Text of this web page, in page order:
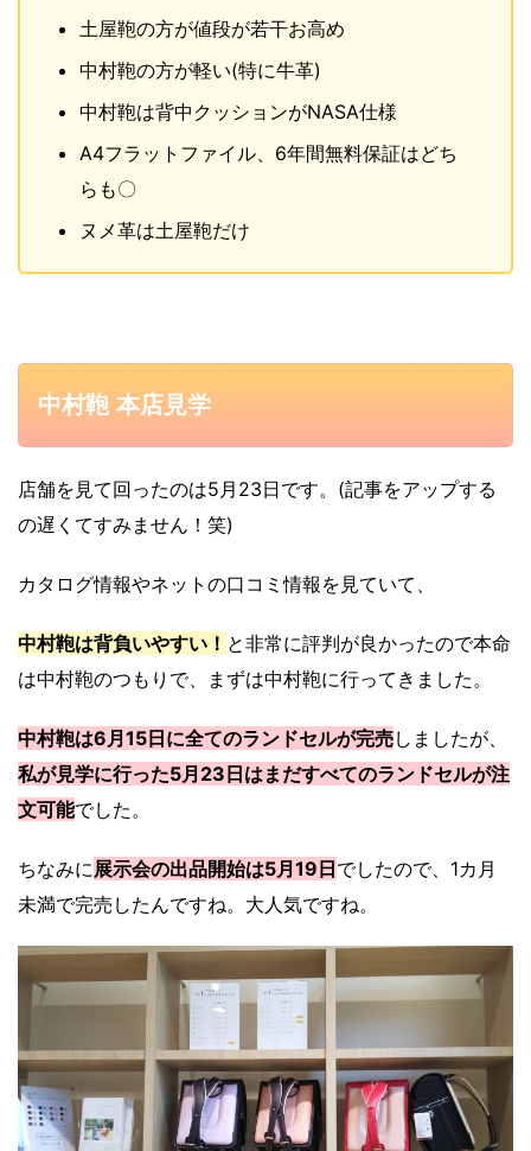
土屋鞄の方が値段が若干お高め
中村鞄の方が軽い(特に牛革)
中村鞄は背中クッションがNASA仕様
A4フラットファイル、6年間無料保証はどち
らも〇
ヌメ革は土屋鞄だけ
中村鞄 本店見学
店舗を見て回ったのは5月23日です。(記事をアップする
の遅くてすみません！笑)
カタログ情報やネットの口コミ情報を見ていて、
中村鞄は背負いやすい！ と非常に評判が良かったので本命
は中村鞄のつもりで、まずは中村鞄に行ってきました。
中村鞄は6月15日に全てのランドセルが完売しましたが、
私が見学に行った5月23日はまだすべてのランドセルが注
文可能でした。
ちなみに展示会の出品開始は5月19日でしたので、1カ月
未満で完売したんですね。大人気ですね。